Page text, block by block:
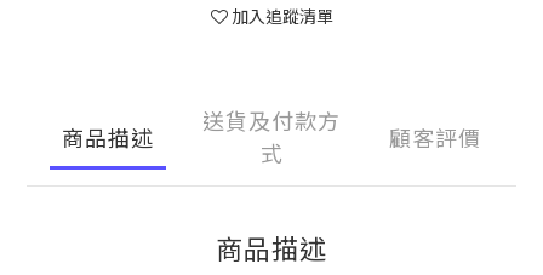
加入追蹤清單
商品描述
送貨及付款方
式
顧客評價
商品描述